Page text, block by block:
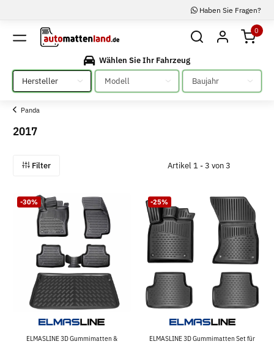
Haben Sie Fragen?
0
Wählen Sie Ihr Fahrzeug
Bitte auswählen
Bitte auswählen Bitte auswählen
Panda
2017
Filter Artikel 1 - 3 von 3
-30%
ELMASLINE 3D Gummimatten &
-25%
ELMASLINE 3D Gummimatten Set für